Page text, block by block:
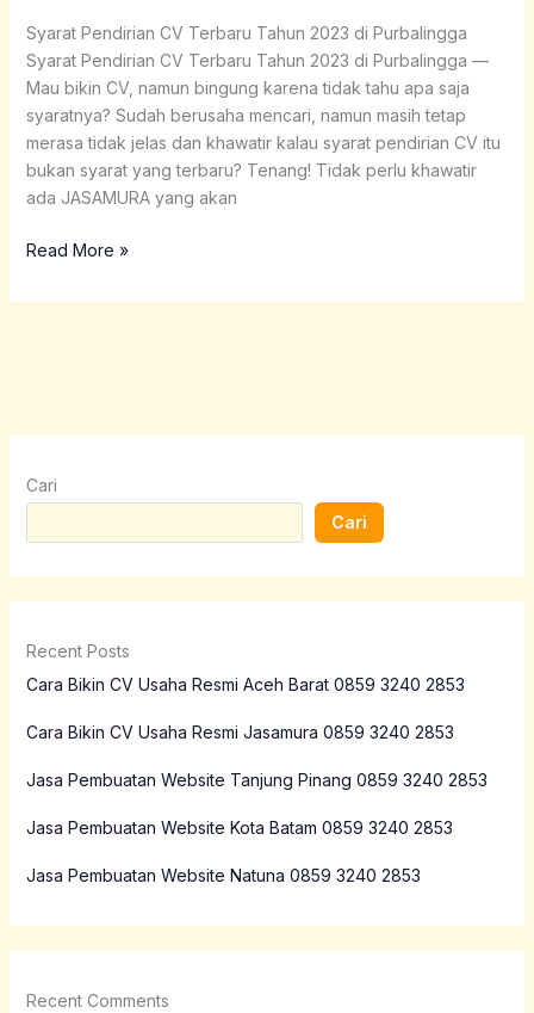
Syarat Pendirian CV Terbaru Tahun 2023 di Purbalingga
Syarat Pendirian CV Terbaru Tahun 2023 di Purbalingga —
Mau bikin CV, namun bingung karena tidak tahu apa saja
syaratnya? Sudah berusaha mencari, namun masih tetap
merasa tidak jelas dan khawatir kalau syarat pendirian CV itu
bukan syarat yang terbaru? Tenang! Tidak perlu khawatir
ada JASAMURA yang akan
2023
di
Purbalingga
Read More »
Cari
Cari
Recent Posts
Cara Bikin CV Usaha Resmi Aceh Barat 0859 3240 2853
Cara Bikin CV Usaha Resmi Jasamura 0859 3240 2853
Jasa Pembuatan Website Tanjung Pinang 0859 3240 2853
Jasa Pembuatan Website Kota Batam 0859 3240 2853
Jasa Pembuatan Website Natuna 0859 3240 2853
Recent Comments